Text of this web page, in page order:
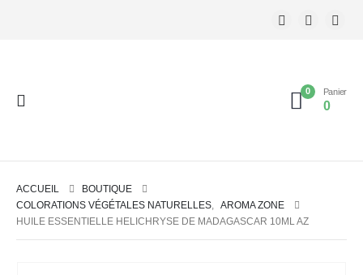
0 Panier
0
ACCUEIL
BOUTIQUE
COLORATIONS VÉGÉTALES NATURELLES, AROMA ZONE
HUILE ESSENTIELLE HELICHRYSE DE MADAGASCAR 10ML AZ